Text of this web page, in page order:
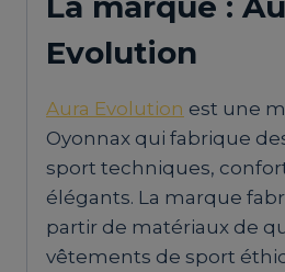
Evolution
Aura Evolution est une
Oyonnax qui fabrique
sport techniques,
élégants. La marque
partir de matériaux de
vêtements de sport